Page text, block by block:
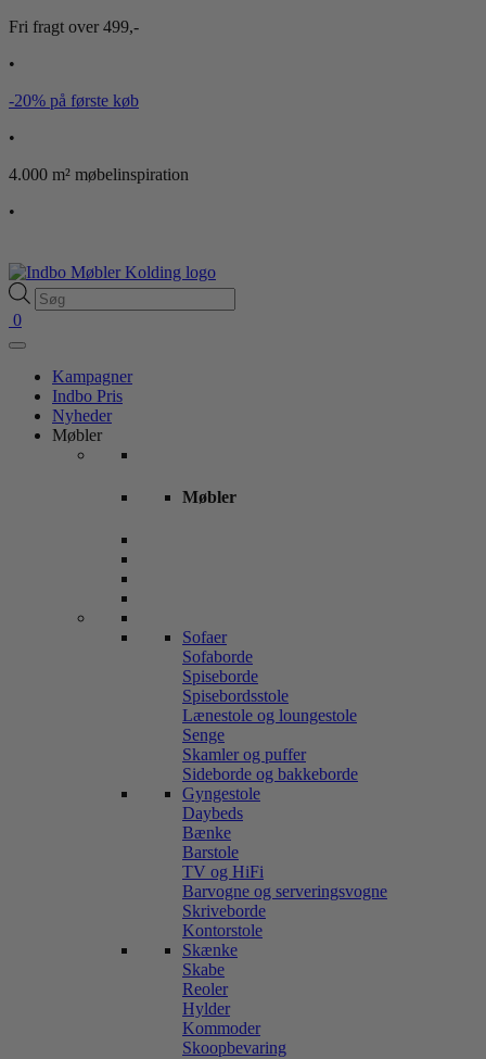
Fri fragt over 499,-
•
-20% på første køb
•
4.000 m² møbelinspiration
•
Products
search
0
Kampagner
Indbo Pris
Nyheder
Møbler
Møbler
Sofaer
Sofaborde
Spiseborde
Spisebordsstole
Lænestole og loungestole
Senge
Skamler og puffer
Sideborde og bakkeborde
Gyngestole
Daybeds
Bænke
Barstole
TV og HiFi
Barvogne og serveringsvogne
Skriveborde
Kontorstole
Skænke
Skabe
Reoler
Hylder
Kommoder
Skoopbevaring